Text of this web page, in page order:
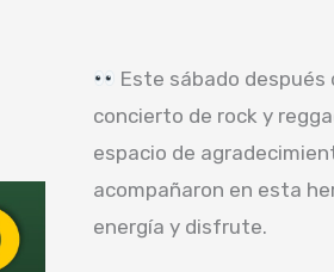
Este sábado
concierto de rock y
espacio de
acompañaron en esta
energía y disfrute.